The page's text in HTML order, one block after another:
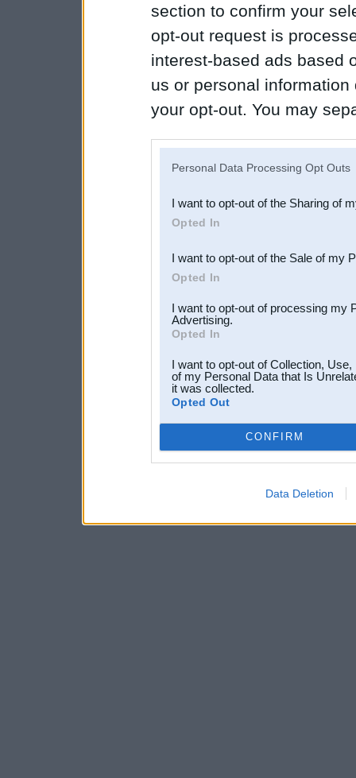
section to confirm your
opt-out request is
interest-based ads based
us or personal
your opt-out. You may
Downstream Participants
third parties.
Personal Data Processing Opt Outs
I want to opt-out of the Sharing of
Opted In
I want to opt-out of the Sale of my
Opted In
I want to opt-out of processing my
Advertising.
Opted In
I want to opt-out of Collection,
of my Personal Data that Is
it was collected.
Opted Out
CONFIRM
Data Deletion